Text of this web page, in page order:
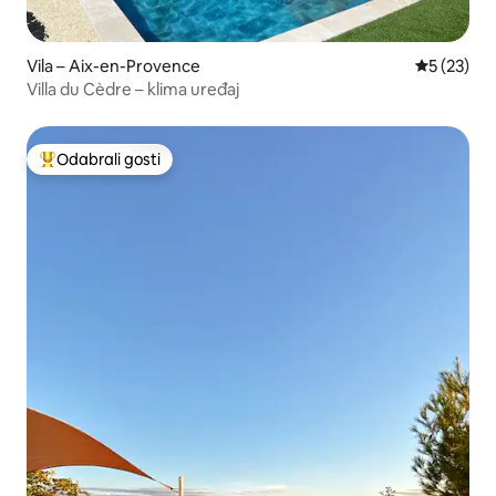
Vila – Aix-en-Provence Prosječna
5 (23)
Villa du Cèdre – klima uređaj
Među najviše rangiranima s oznakom „Odabrali gosti”
Odabrali gosti